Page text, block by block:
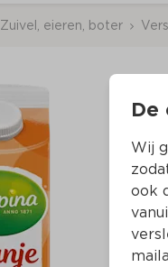
Zuivel, eieren, boter
De
Wij
ook